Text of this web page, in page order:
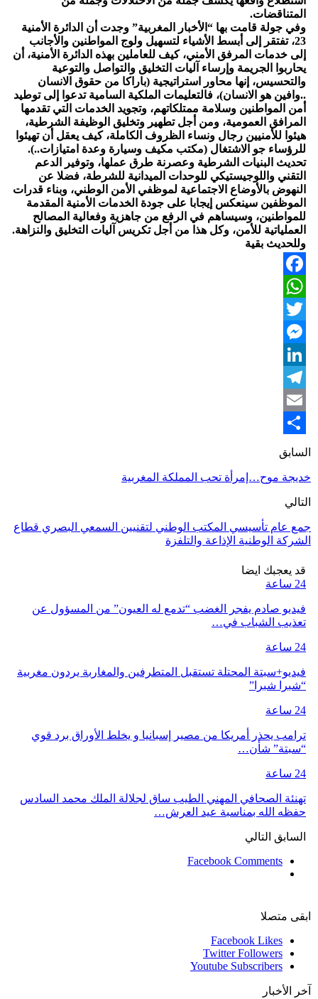
المتناقضات.
وفي جولة قامت بها “الأخبار المغربية” وجدت أن الدائرة الأمنية
23، تفتقر إلى أبسط الأشياء لتسهيل ولوج المواطنين والأجانب
إلى خدمات المرفق الأمني، كيف للعاملين بهذه الدائرة الأمنية، أن
يحاربوا الجريمة وإرساء آليات التخليق والتواصل والتوعية
والتحسيس، إنها محاور استراتيجية (باراكا من حقوق الانسان
..وافين هو الانسان)، فالتعليمات الملكية السامية تدعوا إلى توطيد
أمن المواطنين وسلامة ممتلكاتهم، وتجويد الخدمات التي تقدمها
المرافق العمومية، ومن أجل تطهير وتخليق الوظيفة الشرطية،
هيئوا للأمنيين رجال ونساء الظروف الكاملة، كيف يعقل أن تهيئوا
للرؤساء جو الاشتغال (مكتب مكيف وسيارة وعدة امتيازات..).
تحديث البنيات الشرطية وعصرنة طرق عملها، وتوفير الدعم
التقني واللوجيستيكي للوحدات الميدانية للشرطة، فضلا عن
النهوض بالأوضاع الاجتماعية لموظفي الأمن الوطني، وبناء قدرات
الموظفين سينعكس إيجابا على جودة الخدمات الأمنية المقدمة
للمواطنين، وسيساهم في الرفع من جاهزية وفعالية المصالح
العملياتية للأمن، وكل هذا من أجل تكريس آليات التخليق والنزاهة.
وللحديث بقية
Facebook
WhatsApp
Twitter
Messenger
LinkedIn
Telegram
Email
Share
السابق
خديجة موح…إمرأة تحب المملكة المغربية
التالي
جمع عام تأسيسي المكتب الوطني لتقنيين السمعي البصري قطاع
الشركة الوطنية الإذاعة والتلفزة
قد يعجبك ايضا
24 ساعة
فيديو صادم يفجر الغضب “تدمع له العيون” من المسؤول عن
تعذيب الشباب في…
24 ساعة
فيديو+سبتة المحتلة تستقبل المتطرفين والمغاربة يردون مغربية
“شبرا شبرا”
24 ساعة
ترامب يحذر أمريكا من مصير إسبانيا و يخلط الأوراق برد قوي
“سبتة” شأن…
24 ساعة
تهنئة الصحافي المهني الطيب ساق لجلالة الملك محمد السادس
حفظه الله بمناسبة عيد العرش…
السابق التالي
Facebook Comments
ابقى متصلا
Facebook Likes
Twitter Followers
Youtube Subscribers
آخر الأخبار